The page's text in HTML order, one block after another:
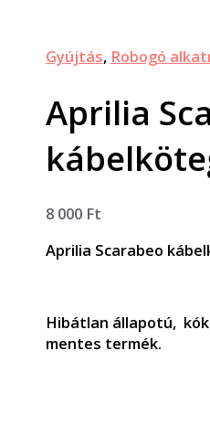
Gyújtás, Robogó
Aprilia
8 000 Ft
Aprilia Scarabeo
Hibátlan állapotú,
mentes termék.